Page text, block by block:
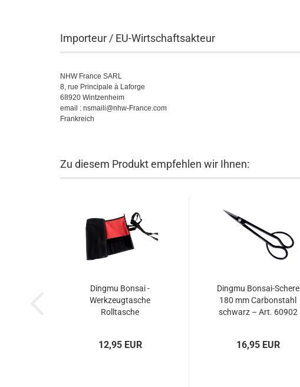
Importeur / EU-Wirtschaftsakteur
NHW France SARL
8, rue Principale à Laforge
68920 Wintzenheim
email : nsmaili@nhw-France.com
Frankreich
Zu diesem Produkt empfehlen wir Ihnen:
Dingmu Bonsai -
Werkzeugtasche
Rolltasche
12,95 EUR
Dingmu Bonsai-Schere
180 mm Carbonstahl
schwarz – Art. 60902
16,95 EUR